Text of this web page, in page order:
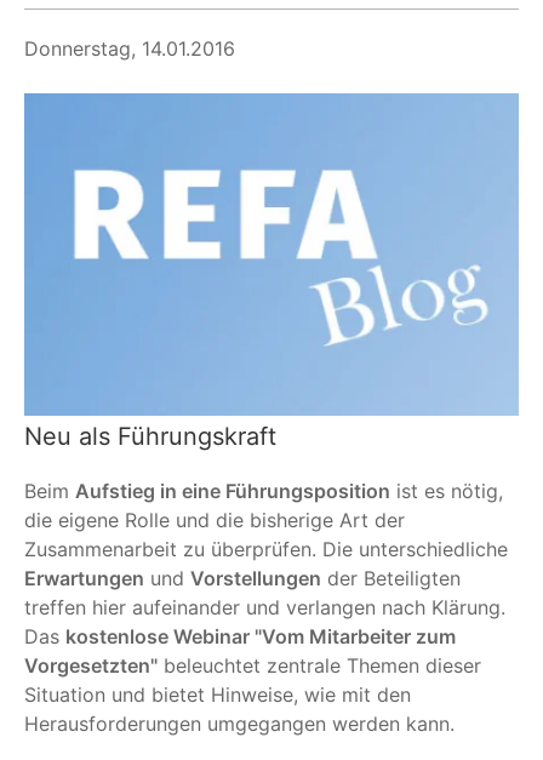
Donnerstag, 14.01.2016
Neu als Führungskraft
Beim Aufstieg in eine Führungsposition ist es nötig,
die eigene Rolle und die bisherige Art der
Zusammenarbeit zu überprüfen. Die unterschiedliche
Erwartungen und Vorstellungen der Beteiligten
treffen hier aufeinander und verlangen nach Klärung.
Das kostenlose Webinar "Vom Mitarbeiter zum
Vorgesetzten" beleuchtet zentrale Themen dieser
Situation und bietet Hinweise, wie mit den
Herausforderungen umgegangen werden kann.